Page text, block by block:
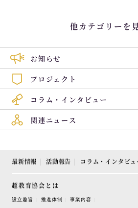
他カテゴリーを
お知らせ
プロジェクト
コラム・インタビュー
関連ニュース
最新情報 活動報告 コラム・インタビュ
超教育協会とは
設立趣旨 推進体制 事業内容